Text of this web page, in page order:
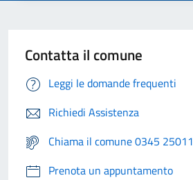
Contatta il comune
Leggi le domande frequenti
Richiedi Assistenza
Chiama il comune 0345 25011
Prenota un appuntamento